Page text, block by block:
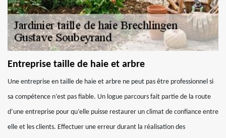
Entreprise taille de haie et arbre
Une entreprise en taille de haie et arbre ne peut pas être professionnel si
sa compétence n’est pas fiable. Un logue parcours fait partie de la route
d’une entreprise pour qu’elle puisse restaurer un climat de confiance entre
elle et les clients. Effectuer une erreur durant la réalisation des